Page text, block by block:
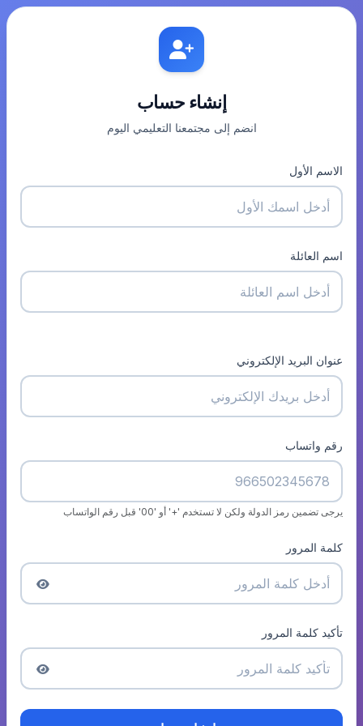
إنشاء حساب
انضم إلى مجتمعنا التعليمي اليوم
الاسم الأول
اسم العائلة
عنوان البريد الإلكتروني
رقم واتساب
يرجى تضمين رمز الدولة ولكن لا تستخدم '+' أو '00' قبل رقم الواتساب
كلمة المرور
تأكيد كلمة المرور